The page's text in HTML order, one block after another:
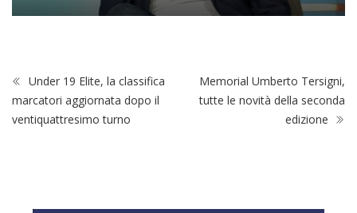
Under 19 Elite, la classifica
marcatori aggiornata dopo il
ventiquattresimo turno
Memorial Umberto Tersigni,
tutte le novità della seconda
edizione